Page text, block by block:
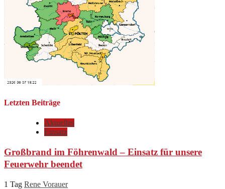
Letzten Beiträge
Aktuelles
Einsatz
Großbrand im Föhrenwald – Einsatz für unsere
Feuerwehr beendet
1 Tag Rene Vorauer